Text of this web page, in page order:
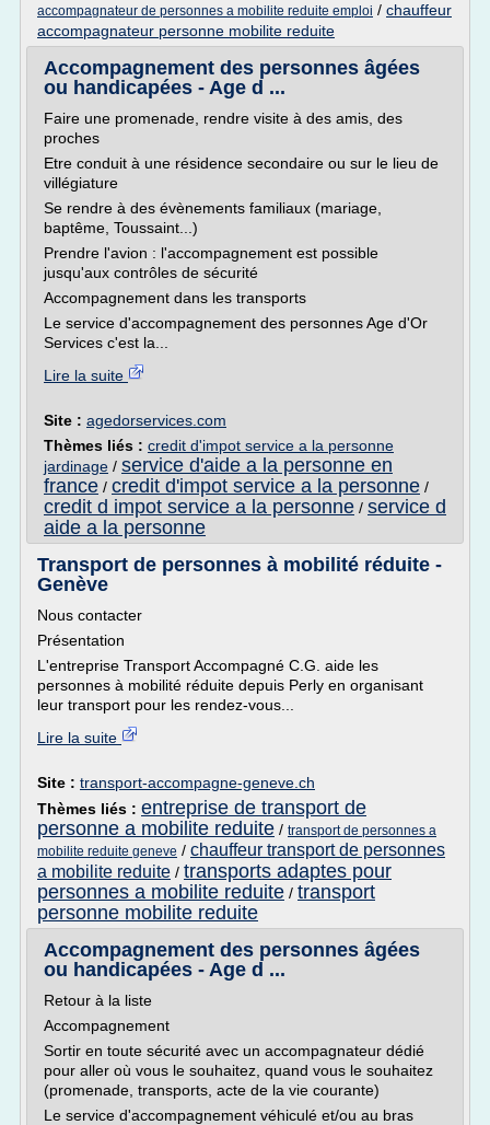
accompagnateur de personnes a mobilite reduite emploi / chauffeur
accompagnateur personne mobilite reduite
Accompagnement des personnes âgées
ou handicapées - Age d ...
Faire une promenade, rendre visite à des amis, des
proches
Etre conduit à une résidence secondaire ou sur le lieu de
villégiature
Se rendre à des évènements familiaux (mariage,
baptême, Toussaint...)
Prendre l'avion : l'accompagnement est possible
jusqu'aux contrôles de sécurité
Accompagnement dans les transports
Le service d'accompagnement des personnes Age d'Or
Services c'est la...
Lire la suite
Site : agedorservices.com
Thèmes liés : credit d'impot service a la personne
jardinage / service d'aide a la personne en
france / credit d'impot service a la personne /
credit d impot service a la personne / service d
aide a la personne
Transport de personnes à mobilité réduite -
Genève
Nous contacter
Présentation
L'entreprise Transport Accompagné C.G. aide les
personnes à mobilité réduite depuis Perly en organisant
leur transport pour les rendez-vous...
Lire la suite
Site : transport-accompagne-geneve.ch
Thèmes liés : entreprise de transport de
personne a mobilite reduite / transport de personnes a
mobilite reduite geneve / chauffeur transport de personnes
a mobilite reduite / transports adaptes pour
personnes a mobilite reduite / transport
personne mobilite reduite
Accompagnement des personnes âgées
ou handicapées - Age d ...
Retour à la liste
Accompagnement
Sortir en toute sécurité avec un accompagnateur dédié
pour aller où vous le souhaitez, quand vous le souhaitez
(promenade, transports, acte de la vie courante)
Le service d'accompagnement véhiculé et/ou au bras